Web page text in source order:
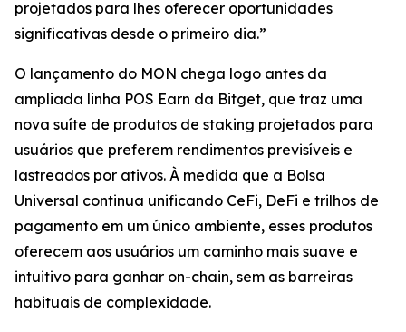
projetados para lhes oferecer oportunidades
significativas desde o primeiro dia.”
O lançamento do MON chega logo antes da
ampliada linha POS Earn da Bitget, que traz uma
nova suíte de produtos de staking projetados para
usuários que preferem rendimentos previsíveis e
lastreados por ativos. À medida que a Bolsa
Universal continua unificando CeFi, DeFi e trilhos de
pagamento em um único ambiente, esses produtos
oferecem aos usuários um caminho mais suave e
intuitivo para ganhar on-chain, sem as barreiras
habituais de complexidade.